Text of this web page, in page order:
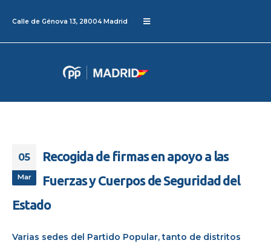
Calle de Génova 13, 28004 Madrid
05
Mar
Recogida de firmas en apoyo a las
Fuerzas y Cuerpos de Seguridad del
Estado
Varias sedes del Partido Popular, tanto de distritos